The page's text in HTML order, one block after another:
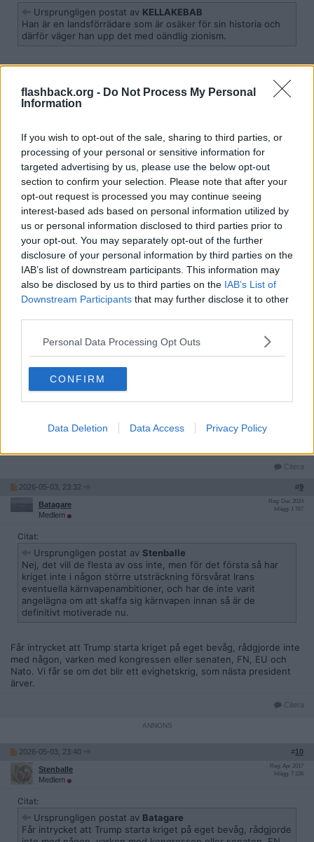
flashback.org - Do Not Process My Personal
Information
If you wish to opt-out of the sale, sharing to third parties, or
processing of your personal or sensitive information for
targeted advertising by us, please use the below opt-out
section to confirm your selection. Please note that after your
opt-out request is processed you may continue seeing
interest-based ads based on personal information utilized by
us or personal information disclosed to third parties prior to
your opt-out. You may separately opt-out of the further
disclosure of your personal information by third parties on the
IAB’s list of downstream participants. This information may
also be disclosed by us to third parties on the IAB’s List of
Downstream Participants that may further disclose it to other
Personal Data Processing Opt Outs
CONFIRM
Data Deletion Data Access Privacy Policy
Ursprungligen postat av KELLAKEBAB
Han är en landsförrädare som är osäker för sin historia och
därför väger han upp det med oändlig zionism.
Apfyllan
Medlem
Reg: Jan 2026
Det han inte verkar fatta (och inte Busch heller) är att ett väpnat
anfall mot regimen i Iranminskarsnarare änökar sannolikheten för
regimskifte. Dumt i huvet av Islamistmotståndare att stödja en
attack som förstärker regimens ställning i landet som
landsbeskyddare mot USA, och motverkar någon slags
påverkanskampanj från USAs håll till att stärka de demokratiska
rörelserna i landet.
2026-05-03, 23:26
Stenballe
Reg: Apr 2017
Batagare
sig kärnvapen ?
inte i någon större utsträckning försvårat Irans eventuella
kärnvapenambitioner, och har de inte varit angelägna om att skaffa
Citera
2026-05-03, 23:32 #9
Batagare
Medlem
Reg: Dec 2024
Inlägg: 1 767
Citat:
Ursprungligen postat av Stenballe
Nej, det vill de flesta av oss inte, men för det första så har
kriget inte i någon större utsträckning försvårat Irans
eventuella kärnvapenambitioner, och har de inte varit
angelägna om att skaffa sig kärnvapen innan så är de
definitivt motiverade nu.
Får intrycket att Trump starta kriget på eget bevåg, rådgjorde inte
med någon, varken med kongressen eller senaten, FN, EU och
Nato. Vi får se om det blir ett evighetskrig, som nästa president
ärver.
Citera
2026-05-03, 23:40 #10
Stenballe
Medlem
Reg: Apr 2017
Inlägg: 7 226
Citat:
Ursprungligen postat av Batagare
Får intrycket att Trump starta kriget på eget bevåg, rådgjorde